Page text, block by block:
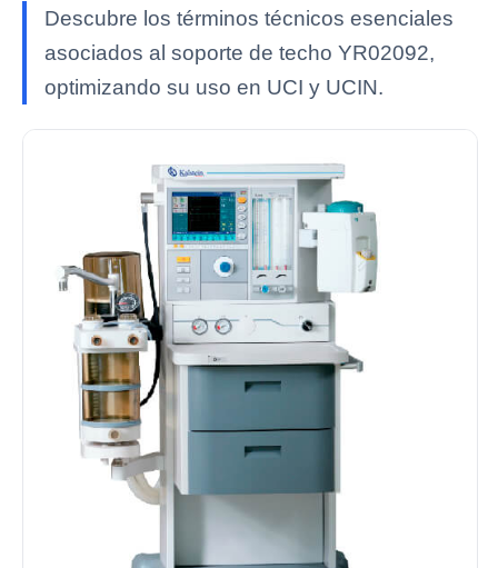
Descubre los términos técnicos esenciales
asociados al soporte de techo YR02092,
optimizando su uso en UCI y UCIN.